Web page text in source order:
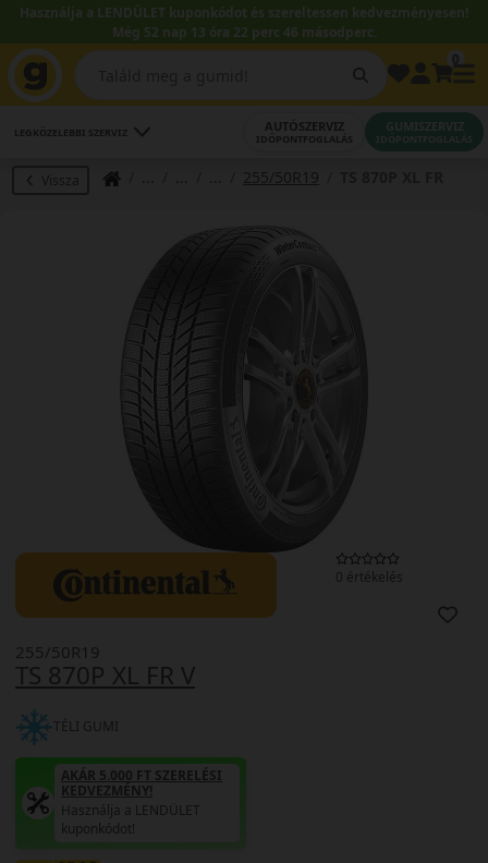
Használja a LENDÜLET kuponkódot és szereltessen kedvezményesen!
Még 52 nap 13 óra 22 perc 45 másodperc.
LEGKÖZELEBBI SZERVIZ AUTÓSZERVIZ
IDŐPONTFOGLALÁS
GUMISZERVIZ
IDŐPONTFOGLALÁS
Vissza 255/50R19
0 értékelés
TS 870P XL FR V
255/50R19
TÉLI GUMI
AKÁR 5.000 FT SZERELÉSI
KEDVEZMÉNY!
Használja a LENDÜLET
kuponkódot!